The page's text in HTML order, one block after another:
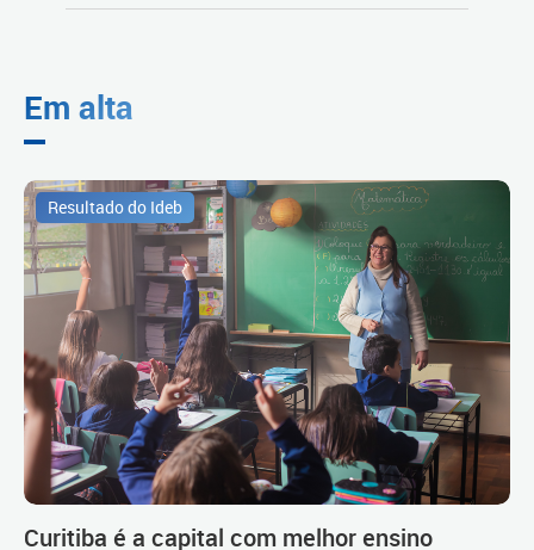
Em alta
Resultado do Ideb
Curitiba é a capital com melhor ensino